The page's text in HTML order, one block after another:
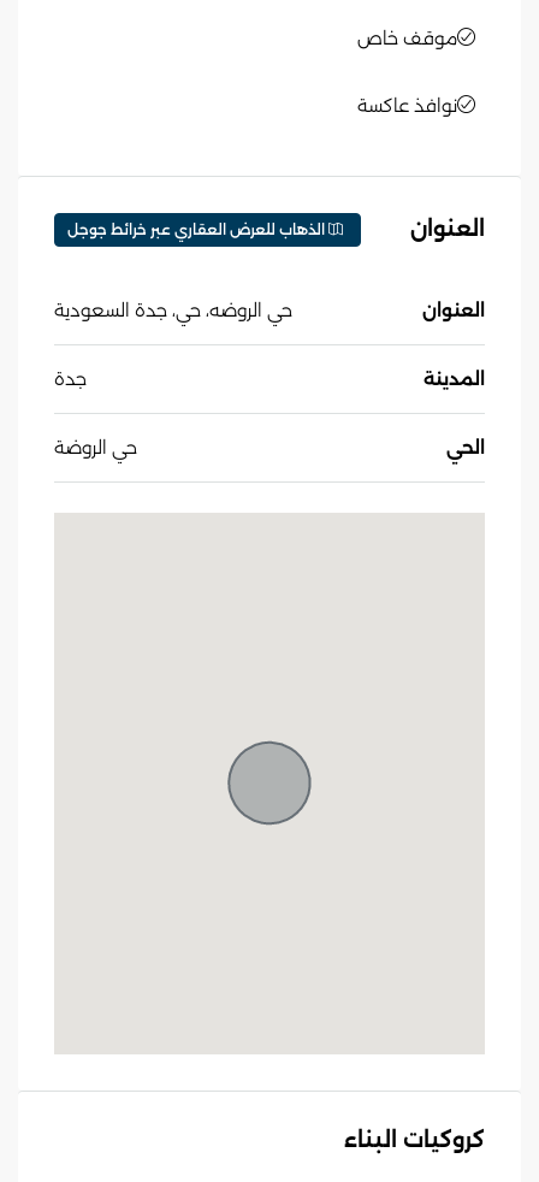
موقف خاص
نوافذ عاكسة
العنوان الذهاب للعرض العقاري عبر خرائط جوجل
العنوان حي الروضه، حي، جدة السعودية
المدينة جدة
الحي حي الروضة
كروكيات البناء